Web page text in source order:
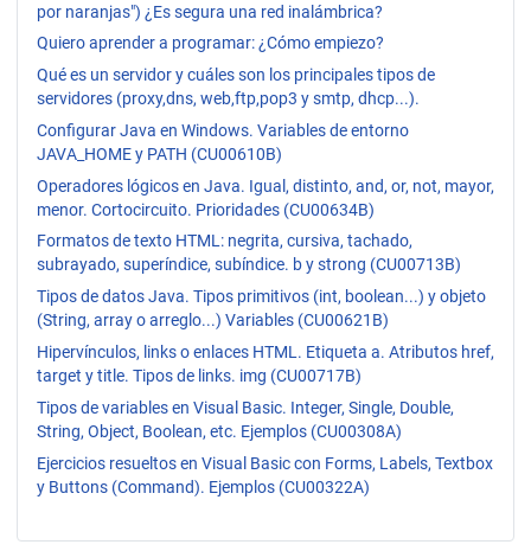
por naranjas") ¿Es segura una red inalámbrica?
Quiero aprender a programar: ¿Cómo empiezo?
Qué es un servidor y cuáles son los principales tipos de
servidores (proxy,dns, web,ftp,pop3 y smtp, dhcp...).
Configurar Java en Windows. Variables de entorno
JAVA_HOME y PATH (CU00610B)
Operadores lógicos en Java. Igual, distinto, and, or, not, mayor,
menor. Cortocircuito. Prioridades (CU00634B)
Formatos de texto HTML: negrita, cursiva, tachado,
subrayado, superíndice, subíndice. b y strong (CU00713B)
Tipos de datos Java. Tipos primitivos (int, boolean...) y objeto
(String, array o arreglo...) Variables (CU00621B)
Hipervínculos, links o enlaces HTML. Etiqueta a. Atributos href,
target y title. Tipos de links. img (CU00717B)
Tipos de variables en Visual Basic. Integer, Single, Double,
String, Object, Boolean, etc. Ejemplos (CU00308A)
Ejercicios resueltos en Visual Basic con Forms, Labels, Textbox
y Buttons (Command). Ejemplos (CU00322A)